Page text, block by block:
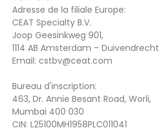
Adresse de la filiale Europe:
CEAT Specialty B.V.
Joop Geesinkweg 901,
1114 AB Amsterdam – Duivendrecht
Email: cstbv@ceat.com
Bureau d'inscription:
463, Dr. Annie Besant Road, Worli,
Mumbai 400 030
CIN: L25100MH1958PLC011041